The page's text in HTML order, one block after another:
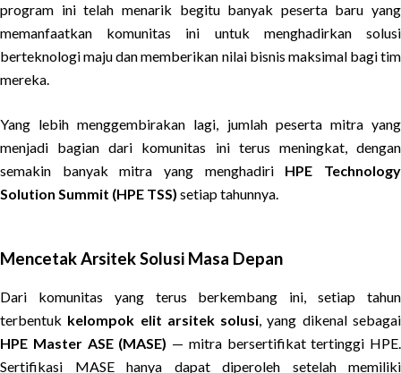
program ini telah menarik begitu banyak peserta baru yang
memanfaatkan komunitas ini untuk menghadirkan solusi
berteknologi maju dan memberikan nilai bisnis maksimal bagi tim
mereka.
Yang lebih menggembirakan lagi, jumlah peserta mitra yang
menjadi bagian dari komunitas ini terus meningkat, dengan
semakin banyak mitra yang menghadiri HPE Technology
Solution Summit (HPE TSS) setiap tahunnya.
Mencetak Arsitek Solusi Masa Depan
Dari komunitas yang terus berkembang ini, setiap tahun
terbentuk kelompok elit arsitek solusi, yang dikenal sebagai
HPE Master ASE (MASE) — mitra bersertifikat tertinggi HPE.
Sertifikasi MASE hanya dapat diperoleh setelah memiliki